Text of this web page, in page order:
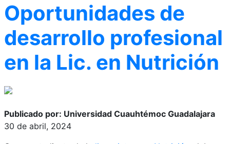
Oportunidades de
desarrollo profesional
en la Lic. en Nutrición
Publicado por: Universidad Cuauhtémoc Guadalajara
30 de abril, 2024